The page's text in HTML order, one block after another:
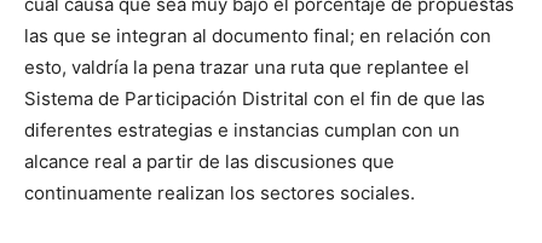
las que se integran al documento final; en relación con
esto, valdría la pena trazar una ruta que replantee el
Sistema de Participación Distrital con el fin de que las
diferentes estrategias e instancias cumplan con un
alcance real a partir de las discusiones que
continuamente realizan los sectores sociales.